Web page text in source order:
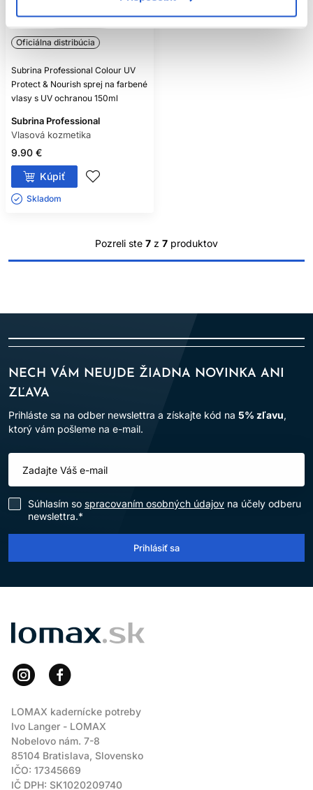
Oficiálna distribúcia
Subrina Professional Colour UV
Protect & Nourish sprej na farbené
vlasy s UV ochranou 150ml
Subrina Professional
Vlasová kozmetika
9.90 €
Kúpiť
Skladom ㅤ
Pozreli ste 7 z 7 produktov
NECH VÁM NEUJDE ŽIADNA NOVINKA ANI
ZĽAVA
Prihláste sa na odber newslettra a získajte kód na 5% zľavu,
ktorý vám pošleme na e-mail.
Súhlasím so spracovaním osobných údajov na účely odberu
newslettra.*
Prihlásiť sa
LOMAX
LOMAX kadernícke potreby
Ivo Langer - LOMAX
Nobelovo nám. 7-8
85104 Bratislava, Slovensko
IČO: 17345669
IČ DPH: SK1020209740